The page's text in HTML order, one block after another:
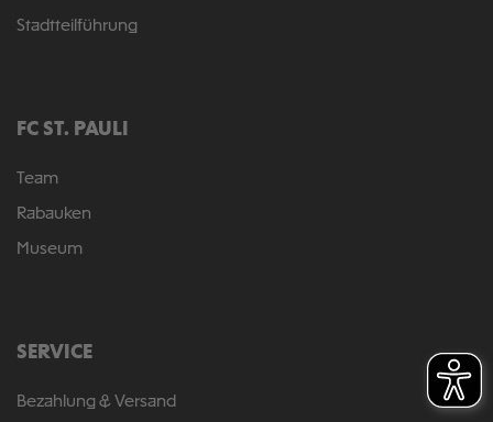
Stadtteilführung
FC ST. PAULI
Team
Rabauken
Museum
SERVICE
Bezahlung & Versand